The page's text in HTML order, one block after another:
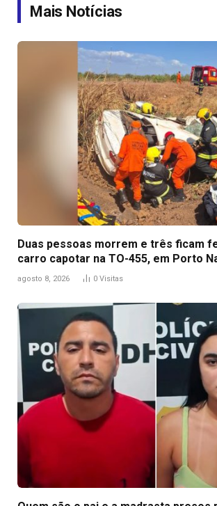
Mais Notícias
Duas pessoas morrem e três ficam
carro capotar na TO-455, em Porto
agosto 8, 2026 0 Visitas